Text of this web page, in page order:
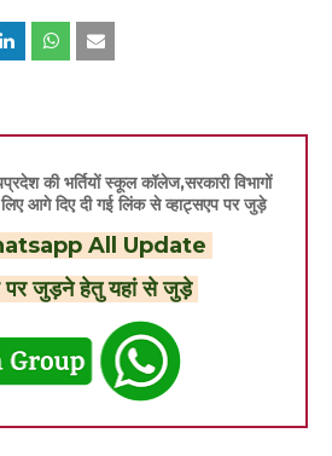
की भर्तियों स्कूल कॉलेज,सरकारी विभागों
आगे दिए दी गई लिंक से व्हाट्सएप पर जुड़े
All Update
पर जुड़ने हेतु यहां से जुड़े